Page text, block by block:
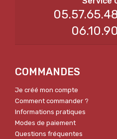
COMMANDES
Je créé mon compte
Comment commander ?
Informations pratiques
Modes de paiement
Questions fréquentes